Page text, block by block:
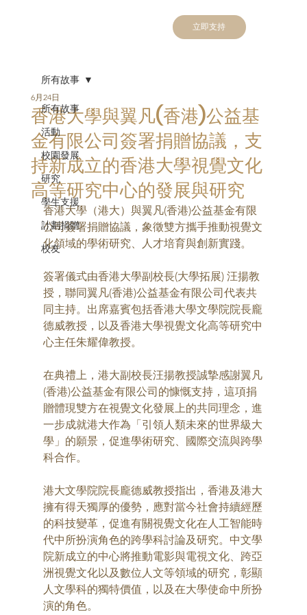
立即支持
所有故事
活動
校園發展
研究
學生支援
計劃捐贈
校友
所有故事
香港大學與翼凡(香港)公益基
金有限公司簽署捐贈協議，支
持新成立的香港大學視覺文化
高等研究中心的發展與研究
6月24日
香港大學（港大）與翼凡(香港)公益基金有限
公司簽署捐贈協議，象徵雙方攜手推動視覺文
化領域的學術研究、人才培育與創新實踐。
簽署儀式由香港大學副校長(大學拓展) 汪揚教
授，聯同翼凡(香港)公益基金有限公司代表共
同主持。出席嘉賓包括香港大學文學院院長龐
德威教授，以及香港大學視覺文化高等研究中
心主任朱耀偉教授。
在典禮上，港大副校長汪揚教授誠摯感謝翼凡
(香港)公益基金有限公司的慷慨支持，這項捐
贈體現雙方在視覺文化發展上的共同理念，進
一步成就港大作為「引領人類未來的世界級大
學」的願景，促進學術研究、國際交流與跨學
科合作。
港大文學院院長龐德威教授指出，香港及港大
擁有得天獨厚的優勢，應對當今社會持續經歷
的科技變革，促進有關視覺文化在人工智能時
代中所扮演角色的跨學科討論及研究。中文學
院新成立的中心將推動電影與電視文化、跨亞
洲視覺文化以及數位人文等領域的研究，彰顯
人文學科的獨特價值，以及在大學使命中所扮
演的角色。